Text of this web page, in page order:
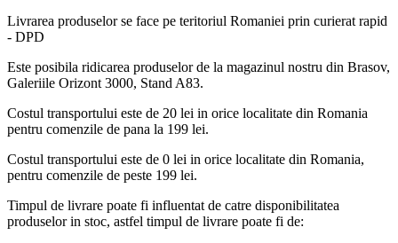
Livrarea produselor se face pe teritoriul Romaniei prin curierat rapid
- DPD
Este posibila ridicarea produselor de la magazinul nostru din Brasov,
Galeriile Orizont 3000, Stand A83.
Costul transportului este de 20 lei in orice localitate din Romania
pentru comenzile de pana la 199 lei.
Costul transportului este de 0 lei in orice localitate din Romania,
pentru comenzile de peste 199 lei.
Timpul de livrare poate fi influentat de catre disponibilitatea
produselor in stoc, astfel timpul de livrare poate fi de: